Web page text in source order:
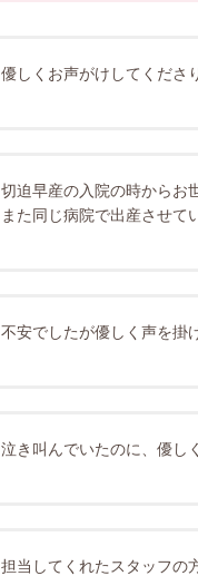
優しくお声がけしてくださ
切迫早産の入院の時からお
また同じ病院で出産させて
不安でしたが優しく声を掛
泣き叫んでいたのに、優し
担当してくれたスタッフの